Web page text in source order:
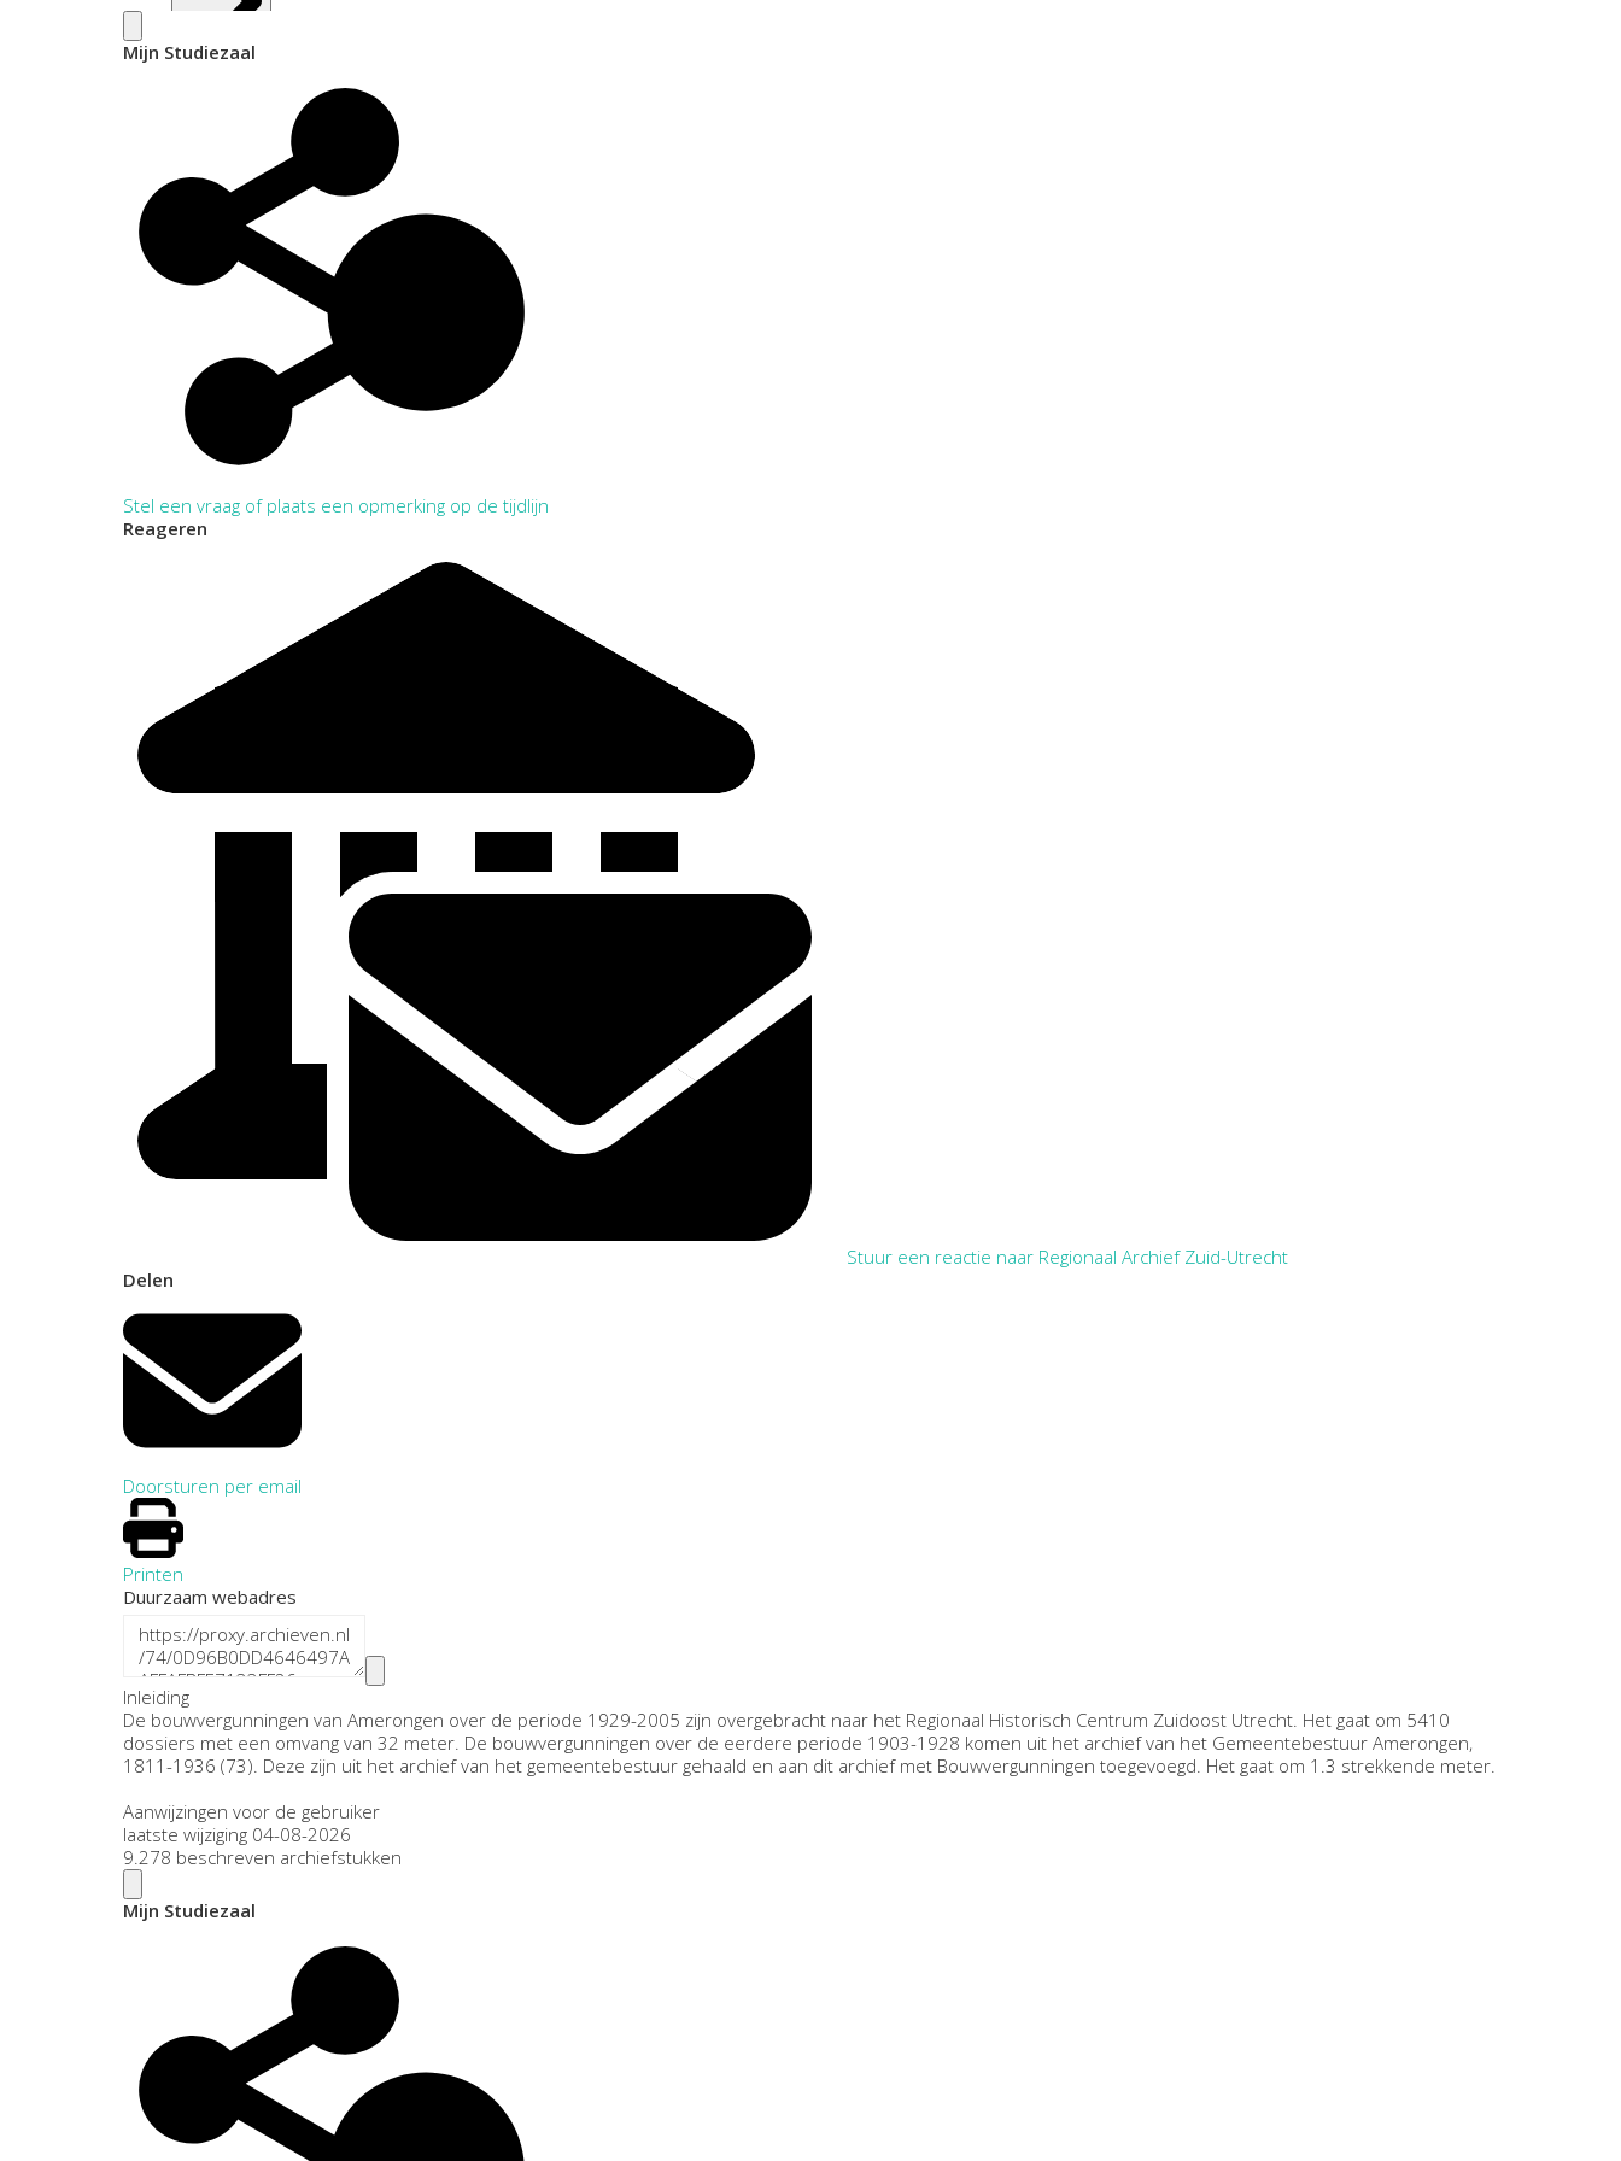
Mijn Studiezaal
Stel een vraag of plaats een opmerking op de tijdlijn
Reageren
Stuur een reactie naar Regionaal Archief Zuid-Utrecht
Delen
Doorsturen per email
Printen
Duurzaam webadres
Inleiding
De bouwvergunningen van Amerongen over de periode 1929-2005 zijn overgebracht naar het Regionaal Historisch Centrum Zuidoost Utrecht. Het gaat om 5410
dossiers met een omvang van 32 meter. De bouwvergunningen over de eerdere periode 1903-1928 komen uit het archief van het Gemeentebestuur Amerongen,
1811-1936 (73). Deze zijn uit het archief van het gemeentebestuur gehaald en aan dit archief met Bouwvergunningen toegevoegd. Het gaat om 1.3 strekkende meter.
Aanwijzingen voor de gebruiker
laatste wijziging 04-08-2026
9.278 beschreven archiefstukken
Mijn Studiezaal